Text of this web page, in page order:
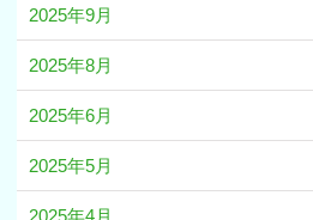
2025年9月
2025年8月
2025年6月
2025年5月
2025年4月